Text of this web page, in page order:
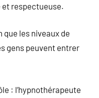
et respectueuse.
les niveaux de
gens peuvent entrer
: l’hypnothérapeute